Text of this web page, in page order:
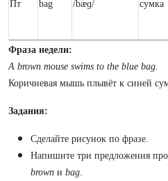
Пт bag /bæɡ/ сумка
Фраза недели:
A brown mouse swims to the blue bag.
Коричневая мышь плывёт к синей
Задания:
Сделайте рисунок по фразе.
Напишите три предложения
brown и bag.